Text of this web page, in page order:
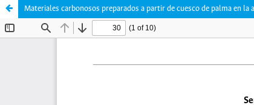
Materiales carbonosos preparados a partir de cuesco de palma en